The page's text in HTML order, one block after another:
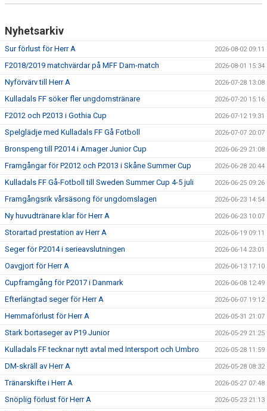
Nyhetsarkiv
Sur förlust för Herr A 2026-08-02 09:11
F2018/2019 matchvärdar på MFF Dam-match 2026-08-01 15:34
Nyförvärv till Herr A 2026-07-28 13:08
Kulladals FF söker fler ungdomstränare 2026-07-20 15:16
F2012 och P2013 i Gothia Cup 2026-07-12 19:31
Spelglädje med Kulladals FF Gå Fotboll 2026-07-07 20:07
Bronspeng till P2014 i Amager Junior Cup 2026-06-29 21:08
Framgångar för P2012 och P2013 i Skåne Summer Cup 2026-06-28 20:44
Kulladals FF Gå-Fotboll till Sweden Summer Cup 4-5 juli 2026-06-25 09:26
Framgångsrik vårsäsong för ungdomslagen 2026-06-23 14:54
Ny huvudtränare klar för Herr A 2026-06-23 10:07
Storartad prestation av Herr A 2026-06-19 09:11
Seger för P2014 i serieavslutningen 2026-06-14 23:01
Oavgjort för Herr A 2026-06-13 17:10
Cupframgång för P2017 i Danmark 2026-06-08 12:49
Efterlängtad seger för Herr A 2026-06-07 19:12
Hemmaförlust för Herr A 2026-05-31 21:07
Stark bortaseger av P19 Junior 2026-05-29 21:25
Kulladals FF tecknar nytt avtal med Intersport och Umbro 2026-05-28 11:59
DM-skräll av Herr A 2026-05-28 08:32
Tränarskifte i Herr A 2026-05-27 07:48
Snöplig förlust för Herr A 2026-05-23 21:13